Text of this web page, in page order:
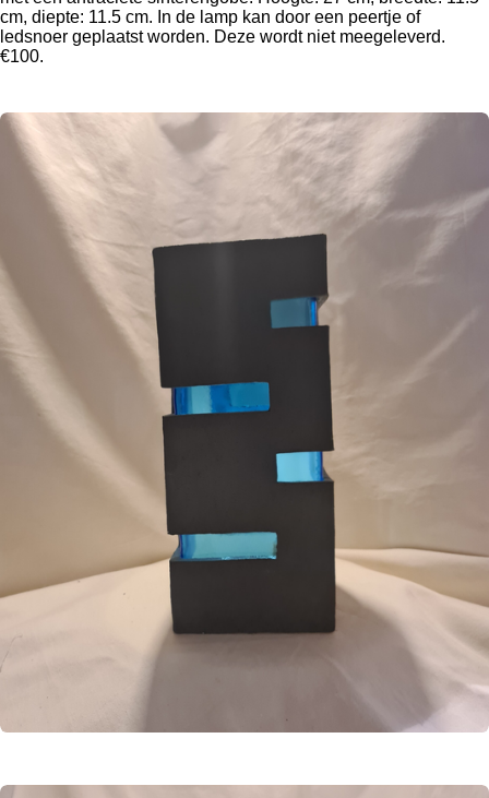
cm, diepte: 11.5 cm. In de lamp kan door een peertje of
ledsnoer geplaatst worden. Deze wordt niet meegeleverd.
€100.